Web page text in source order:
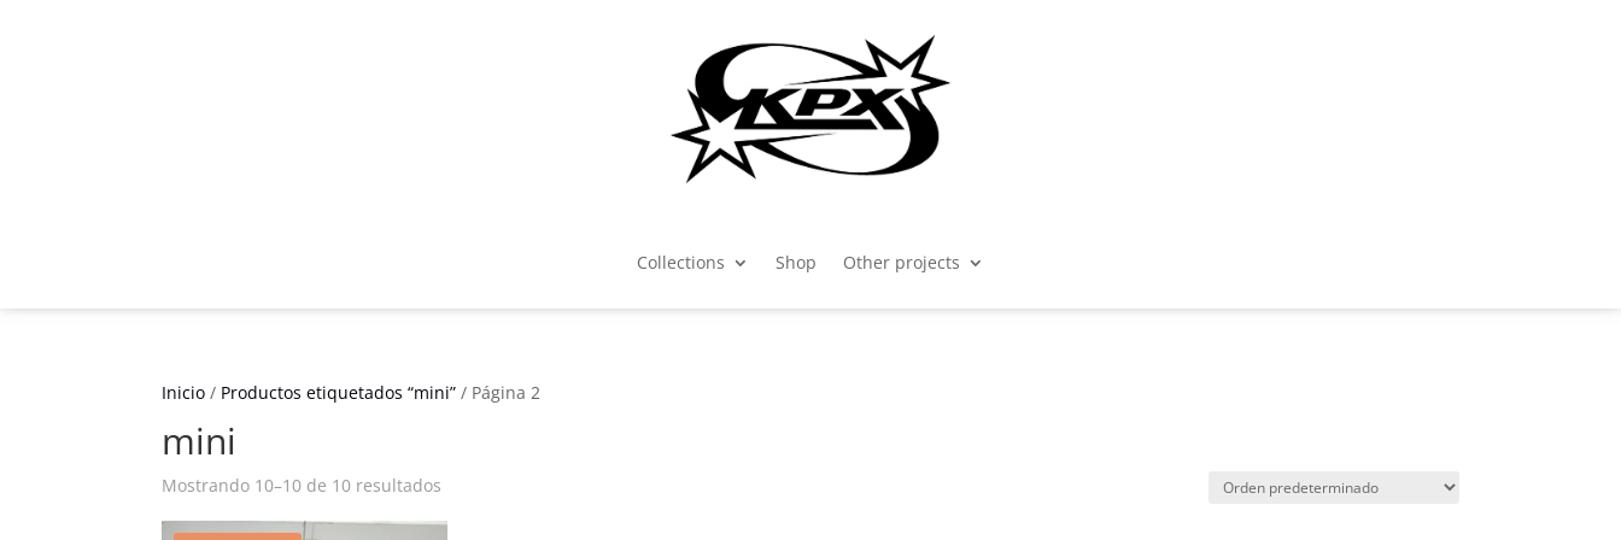
Collections Shop Other projects
Inicio / Productos etiquetados “mini” / Página 2
mini
Mostrando 10–10 de 10 resultados